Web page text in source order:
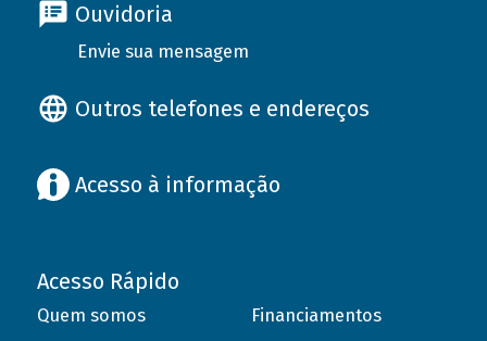
Ouvidoria
Envie sua mensagem
Outros telefones e endereços
Acesso à informação
Acesso Rápido
Quem somos
Financiamentos